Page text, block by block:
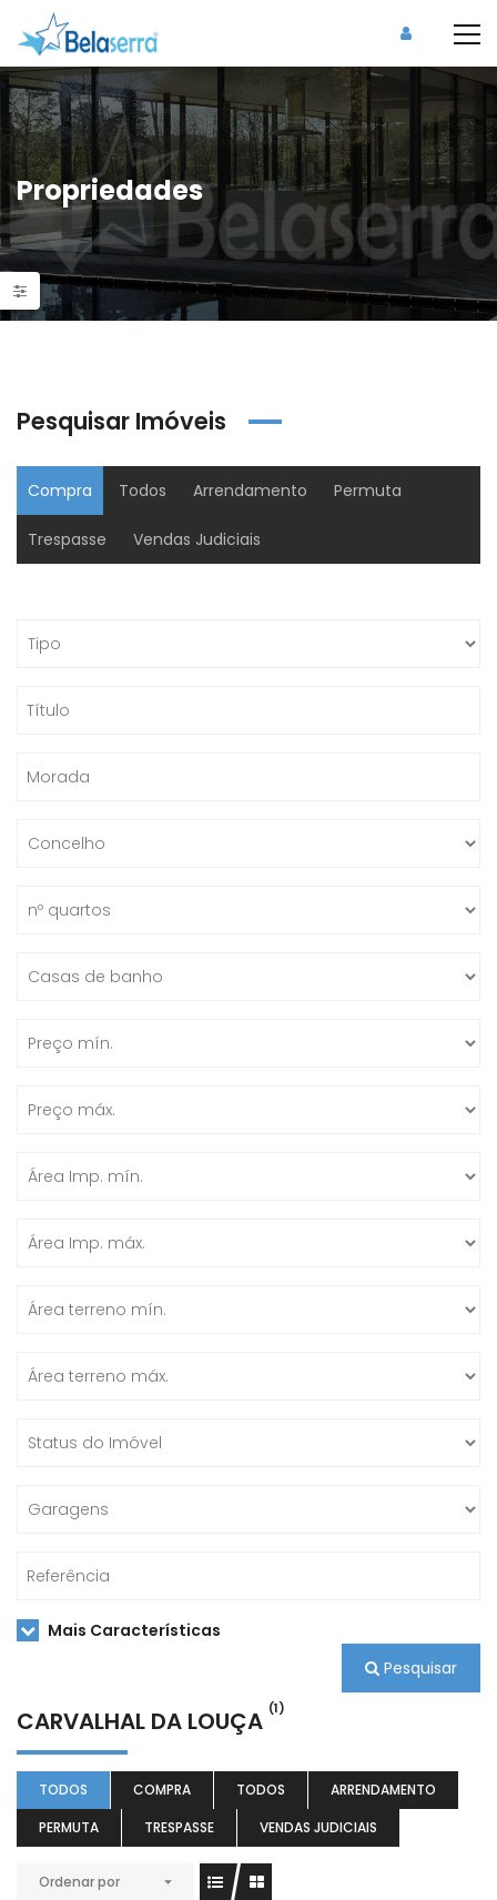
Propriedades
Pesquisar Imóveis
Compra Todos Arrendamento Permuta
Trespasse Vendas Judiciais
Mais Características
Pesquisar
CARVALHAL DA LOUÇA (1)
TODOS COMPRA TODOS
ARRENDAMENTO
PERMUTA
TRESPASSE VENDAS JUDICIAIS
Ordenar por